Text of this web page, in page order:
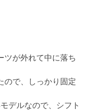
ツが外れて中に落ち
ので、しっかり固定
デルなので、シフト